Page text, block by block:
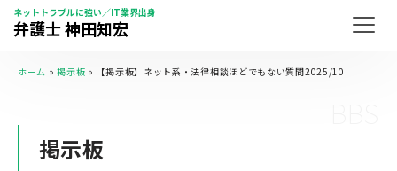
ネットトラブルに強い／IT業界出身
弁護士 神田知宏
ホーム »掲示板 » 【掲示板】ネット系・法律相談ほどでもない質問2025/10
掲示板